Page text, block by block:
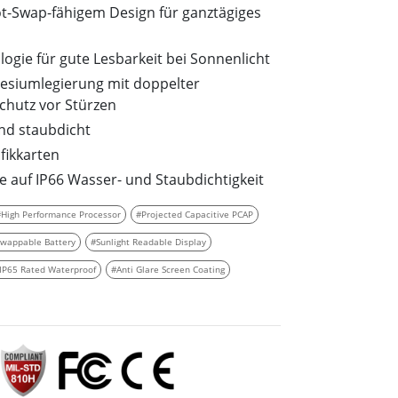
More
Edelstahlqualität
Edelstahl-Panel-PCs
Edelstahldisplay
Swap-fähigem Design für ganztägiges
für gute Lesbarkeit bei Sonnenlicht
mit doppelter
vor Stürzen
staubdicht
auf IP66 Wasser- und Staubdichtigkeit
Performance Processor #Projected Capacitive PCAP
Battery #Sunlight Readable Display
Rated Waterproof #Anti Glare Screen Coating